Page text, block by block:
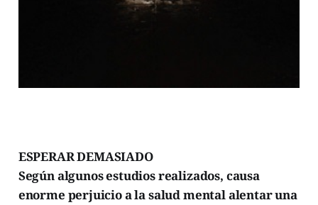
ESPERAR DEMASIADO
Según algunos estudios realizados, causa
enorme perjuicio a la salud mental alentar una